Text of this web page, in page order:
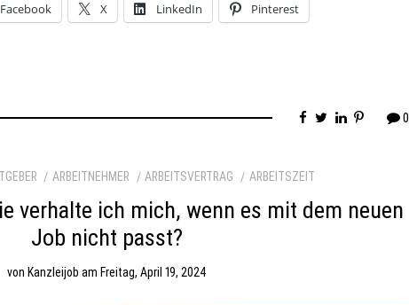
Facebook X LinkedIn Pinterest
0
ARBEITNEHMER ARBEITSVERTRAG ARBEITSZEIT
verhalte ich mich, wenn es mit dem neuen
Job nicht passt?
von Kanzleijob am Freitag, April 19, 2024